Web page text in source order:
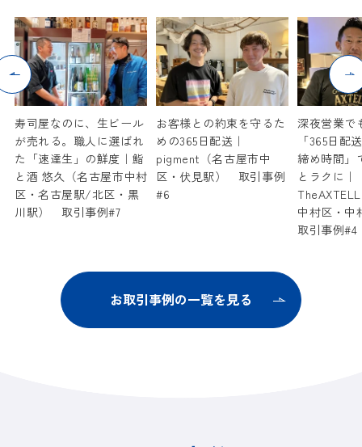
寿司屋なのに、生ビール
が売れる。職人に選ばれ
た「速達生」の鮮度｜鮨
と酒 悠久（名古屋市中村
区・名古屋駅/北区・黒
川駅） 取引事例#7
お客様との約束を守るた
めの365日配送｜
pigment（名古屋市中
区・伏見駅） 取引事例
#6
深夜営業で
「365日配
締め時間」
とラクに｜
中村区・
取引事例#4
お取引事例の一覧を見る